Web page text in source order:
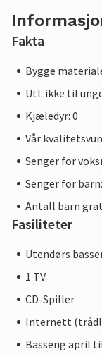
Fakta
Bygge
Utl. ikke til
Kjæledyr: 0
Vår
Senger for
Senger for
Antall barn
Fasiliteter
Utendørs
1 TV
CD-Spiller
Internett
Basseng april